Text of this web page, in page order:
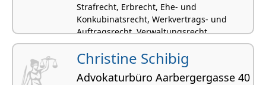
Strafrecht, Erbrecht, Ehe- und
Konkubinatsrecht, Werkvertrags- und
Auftragsrecht, Verwaltungsrecht
Christine Schibig
Advokaturbüro Aarbergergasse 40